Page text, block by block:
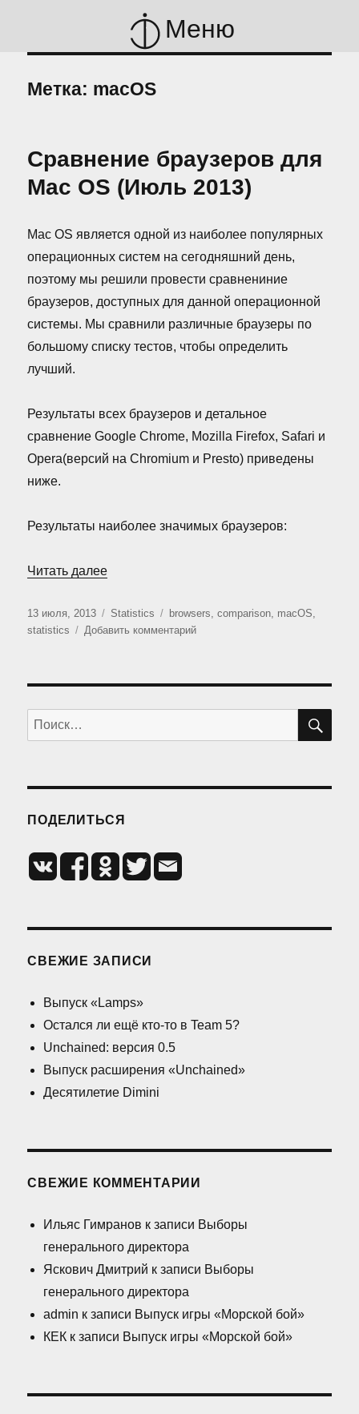
Меню
Метка: macOS
Сравнение браузеров для
Mac OS (Июль 2013)
Mac OS является одной из наиболее популярных
операционных систем на сегодняшний день,
поэтому мы решили провести сравнениние
браузеров, доступных для данной операционной
системы. Мы сравнили различные браузеры по
большому списку тестов, чтобы определить
лучший.
Результаты всех браузеров и детальное
сравнение Google Chrome, Mozilla Firefox, Safari и
Opera(версий на Chromium и Presto) приведены
ниже.
Результаты наиболее значимых браузеров:
Читать далее«Сравнение браузеров для Mac OS
Опубликовано
13 июля, 2013 Рубрики
Statistics Метки
browsers,comparison, macOS,
statistics
Добавить комментарийк
Mac
Искать:
ПОДЕЛИТЬСЯ
СВЕЖИЕ ЗАПИСИ
Выпуск «Lamps»
Остался ли ещё кто-то в Team 5?
Unchained: версия 0.5
Выпуск расширения «Unchained»
Десятилетие Dimini
СВЕЖИЕ КОММЕНТАРИИ
Ильяс Гимранов к записи Выборы
генерального директора
Яскович Дмитрий к записи Выборы
генерального директора
admin к записи Выпуск игры «Морской бой»
КЕК к записи Выпуск игры «Морской бой»